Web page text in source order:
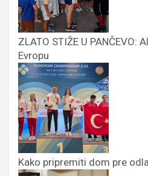
ZLATO STIŽE U PANČEVO:
Evropu
Kako pripremiti dom pre